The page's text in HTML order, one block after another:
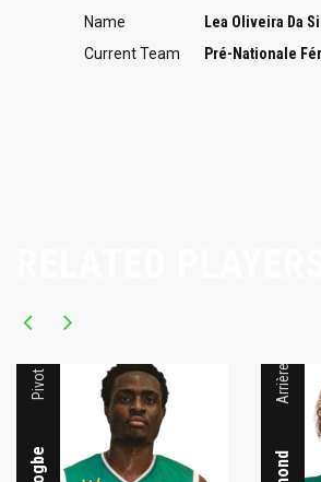
Name
Lea Oliveira Da
Current Team
Pré-Nationale
Pivot Arrière